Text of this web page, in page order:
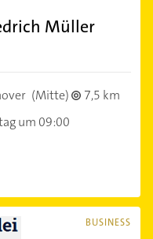
Müller
(Mitte)
7,5 km
um 09:00
BUSINESS